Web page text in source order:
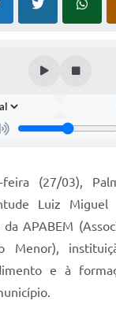
(27/03),
Luiz Miguel
APABEM
Menor),
e à